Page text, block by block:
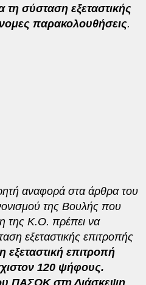
σύσταση εξεταστικής
παρακολουθήσεις.
αναφορά στα άρθρα του
της Βουλής που
της Κ.Ο. πρέπει να
εξεταστικής επιτροπής
η εξεταστική επιτροπή
120 ψήφους.
ΠΑΣΟΚ στη Διάσκεψη